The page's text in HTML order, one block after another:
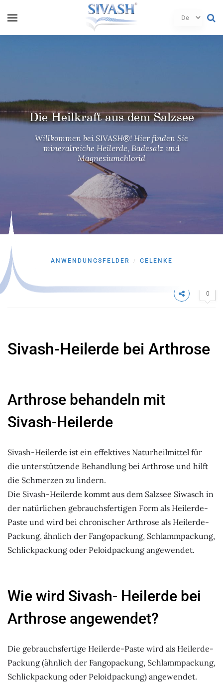
Willkommen bei SIVASH®! Hier finden Sie
mineralreiche Heilerde, Badesalz und
Magnesiumchlorid
Die Heilkraft aus dem Salzsee
Willkommen bei SIVASH®! Hier finden Sie
mineralreiche Heilerde, Badesalz und
Magnesiumchlorid
Die Heilkraft aus dem Salzsee
Willkommen bei SIVASH®! Hier finden Sie
mineralreiche Heilerde, Badesalz und
Magnesiumchlorid
Die Heilkraft aus dem Salzsee
ANWENDUNGSFELDER / GELENKE
0
Sivash-Heilerde bei Arthrose
Arthrose behandeln mit
Sivash-Heilerde
Sivash-Heilerde ist ein effektives Naturheilmittel für
die unterstützende Behandlung bei Arthrose und hilft
die Schmerzen zu lindern.
Die Sivash-Heilerde kommt aus dem Salzsee Siwasch in
der natürlichen gebrauchsfertigen Form als Heilerde-
Paste und wird bei chronischer Arthrose als Heilerde-
Packung, ähnlich der Fangopackung, Schlammpackung,
Schlickpackung oder Peloidpackung angewendet.
Wie wird Sivash- Heilerde bei
Arthrose angewendet?
Die gebrauchsfertige Heilerde-Paste wird als Heilerde-
Packung (ähnlich der Fangopackung, Schlammpackung,
Schlickpackung oder Peloidpackung) angewendet.